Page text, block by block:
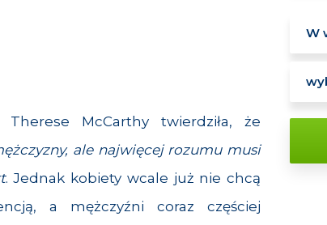
McCarthy twierdziła, że
ale najwięcej rozumu musi
. Jednak kobiety wcale już nie chcą
a mężczyźni coraz częściej